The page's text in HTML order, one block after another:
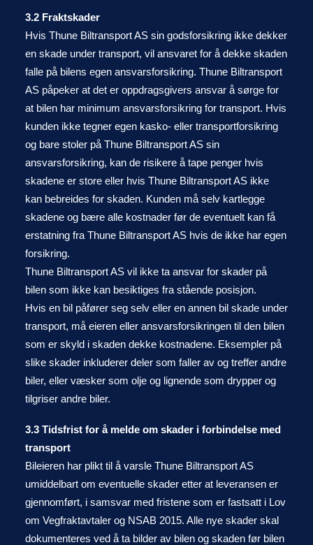
3.2 Fraktskader
Hvis Thune Biltransport AS sin godsforsikring ikke dekker
en skade under transport, vil ansvaret for å dekke skaden
falle på bilens egen ansvarsforsikring. Thune Biltransport
AS påpeker at det er oppdragsgivers ansvar å sørge for
at bilen har minimum ansvarsforsikring for transport. Hvis
kunden ikke tegner egen kasko- eller transportforsikring
og bare stoler på Thune Biltransport AS sin
ansvarsforsikring, kan de risikere å tape penger hvis
skadene er store eller hvis Thune Biltransport AS ikke
kan bebreides for skaden. Kunden må selv kartlegge
skadene og bære alle kostnader før de eventuelt kan få
erstatning fra Thune Biltransport AS hvis de ikke har egen
forsikring.
Thune Biltransport AS vil ikke ta ansvar for skader på
bilen som ikke kan besiktiges fra stående posisjon.
Hvis en bil påfører seg selv eller en annen bil skade under
transport, må eieren eller ansvarsforsikringen til den bilen
som er skyld i skaden dekke kostnadene. Eksempler på
slike skader inkluderer deler som faller av og treffer andre
biler, eller væsker som olje og lignende som drypper og
tilgriser andre biler.
3.3 Tidsfrist for å melde om skader i forbindelse med
transport
Bileieren har plikt til å varsle Thune Biltransport AS
umiddelbart om eventuelle skader etter at leveransen er
gjennomført, i samsvar med fristene som er fastsatt i Lov
om Vegfraktavtaler og NSAB 2015. Alle nye skader skal
dokumenteres ved å ta bilder av bilen og skaden før bilen